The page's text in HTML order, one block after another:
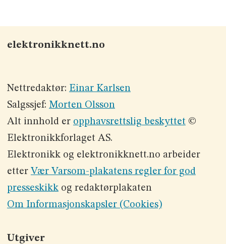
elektronikknett.no
Nettredaktør: Einar Karlsen
Salgssjef: Morten Olsson
Alt innhold er opphavsrettslig beskyttet©
Elektronikkforlaget AS.
Elektronikk og elektronikknett.no arbeider
etter Vær Varsom-plakatens regler for god
presseskikkog redaktørplakaten
Om Informasjonskapsler (Cookies)
Utgiver